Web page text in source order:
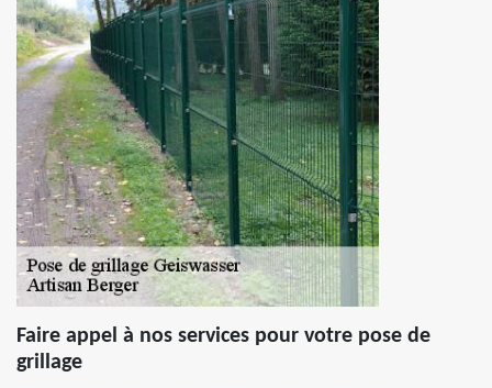
Faire appel à nos services pour votre pose de
grillage